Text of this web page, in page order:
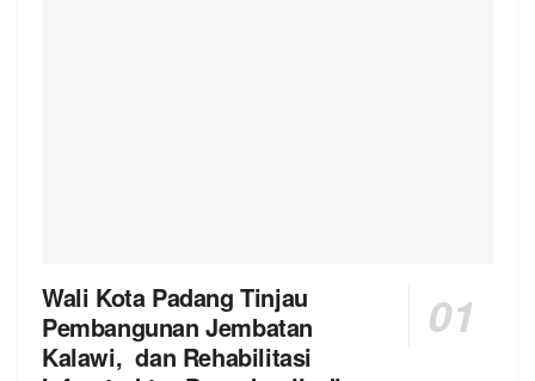
Wali Kota Padang Tinjau
Pembangunan Jembatan
Kalawi, dan Rehabilitasi